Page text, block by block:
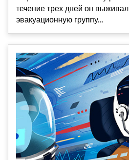
течение трех дней он
эвакуационную группу...